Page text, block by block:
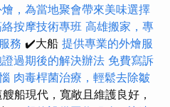
，為當地聚會帶來美味選擇
按摩技術專班 高雄搬家，專
務 ✔️大船 提供專業的外燴服
證過期後的解決辦法 免費寫訴
肉毒桿菌治療，輕鬆去除皺
船現代，寬敞且維護良好，